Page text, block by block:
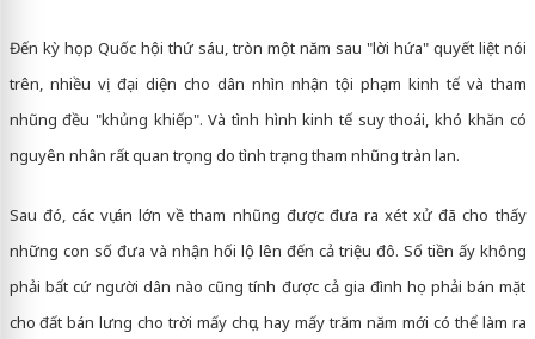
Đến kỳ họp Quốc hội thứ sáu, tròn một năm sau "lời hứa" quyết liệt nói
trên, nhiều vị đại diện cho dân nhìn nhận tội phạm kinh tế và tham
nhũng đều "khủng khiếp". Và tình hình kinh tế suy thoái, khó khăn có
nguyên nhân rất quan trọng do tình trạng tham nhũng tràn lan.
Sau đó, các vụ án lớn về tham nhũng được đưa ra xét xử đã cho thấy
những con số đưa và nhận hối lộ lên đến cả triệu đô. Số tiền ấy không
phải bất cứ người dân nào cũng tính được cả gia đình họ phải bán mặt
cho đất bán lưng cho trời mấy chục, hay mấy trăm năm mới có thể làm ra